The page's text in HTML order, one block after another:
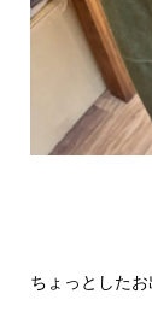
ちょっとした